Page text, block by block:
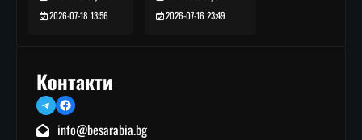
2026-07-18 13:56
2026-07-16 23:49
Контакти
TelegramFacebook
info@besarabia.bg